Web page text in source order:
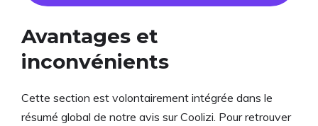
Avantages et
inconvénients
Cette section est volontairement intégrée dans le
résumé global de notre avis sur Coolizi. Pour retrouver